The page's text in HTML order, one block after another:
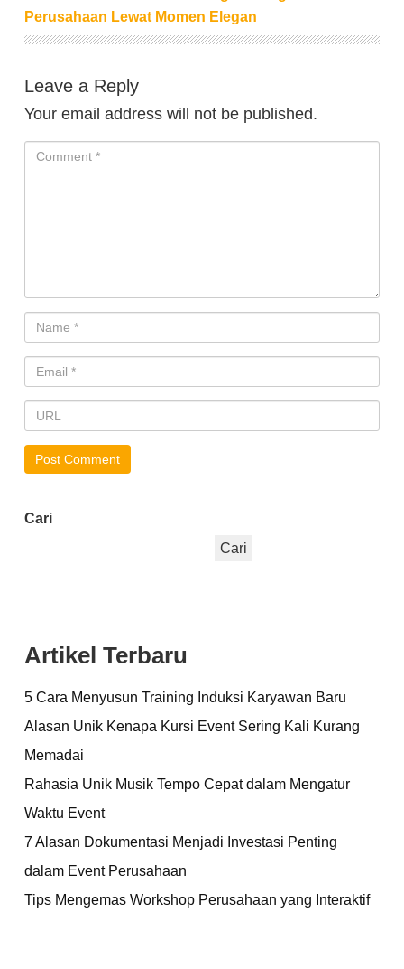
Perusahaan Lewat Momen Elegan
Leave a Reply
Your email address will not be published.
Cari
Cari
Artikel Terbaru
5 Cara Menyusun Training Induksi Karyawan Baru
Alasan Unik Kenapa Kursi Event Sering Kali Kurang
Memadai
Rahasia Unik Musik Tempo Cepat dalam Mengatur
Waktu Event
7 Alasan Dokumentasi Menjadi Investasi Penting
dalam Event Perusahaan
Tips Mengemas Workshop Perusahaan yang Interaktif